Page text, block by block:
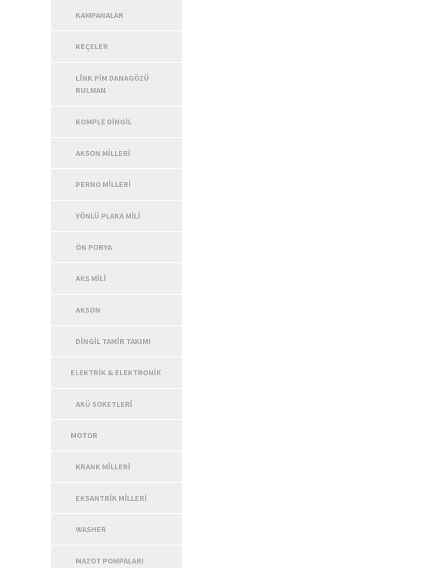
KAMPANALAR
KEÇELER
LINK PIM DANAGÖZÜ
RULMAN
KOMPLE DINGIL
AKSON MILLERI
PERNO MILLERI
YÖNLÜ PLAKA MILI
ÖN PORYA
AKS MILI
AKSON
DINGIL TAMIR TAKIMI
ELEKTRIK & ELEKTRONIK
AKÜ SOKETLERI
MOTOR
KRANK MILLERI
EKSANTRIK MILLERI
WASHER
MAZOT POMPALARI